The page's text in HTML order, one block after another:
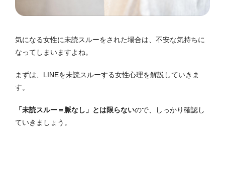
気になる女性に未読スルーをされた場合は、不安な気持ちに
なってしまいますよね。
まずは、LINEを未読スルーする女性心理を解説していきま
す。
「未読スルー＝脈なし」とは限らないので、しっかり確認し
ていきましょう。